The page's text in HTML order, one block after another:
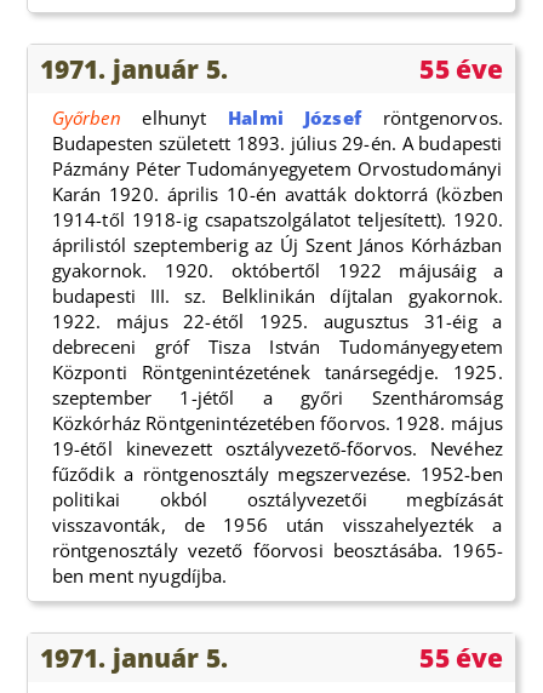
1971. január 5. 55 éve
Győrben elhunyt Halmi Józsefröntgenorvos.
Budapesten született 1893. július 29-én. A budapesti
Pázmány Péter Tudományegyetem Orvostudományi
Karán 1920. április 10-én avatták doktorrá (közben
1914-től 1918-ig csapatszolgálatot teljesített). 1920.
áprilistól szeptemberig az Új Szent János Kórházban
gyakornok. 1920. októbertől 1922 májusáig a
budapesti III. sz. Belklinikán díjtalan gyakornok.
1922. május 22-étől 1925. augusztus 31-éig a
debreceni gróf Tisza István Tudományegyetem
Központi Röntgenintézetének tanársegédje. 1925.
szeptember 1-jétől a győri Szentháromság
Közkórház Röntgenintézetében főorvos. 1928. május
19-étől kinevezett osztályvezető-főorvos. Nevéhez
fűződik a röntgenosztály megszervezése. 1952-ben
politikai okból osztályvezetői megbízását
visszavonták, de 1956 után visszahelyezték a
röntgenosztály vezető főorvosi beosztásába. 1965-
ben ment nyugdíjba.
1971. január 5. 55 éve